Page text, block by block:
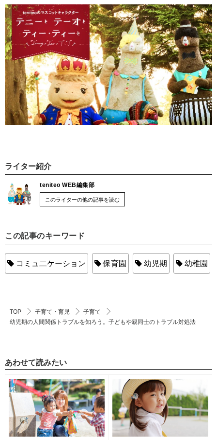
ライター紹介
teniteo WEB編集部
このライターの他の記事を読む
この記事のキーワード
コミュ二ケーション 保育園 幼児期 幼稚園
TOP 子育て・育児
子育て
幼児期の人間関係トラブルを知ろう。子どもや親同士のトラブル対処法
あわせて読みたい